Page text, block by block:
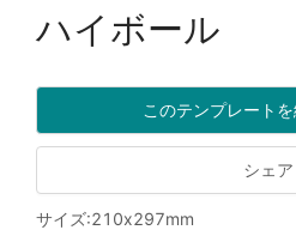
ハイボール
このテンプレートを
シェア
サイズ:210x297mm